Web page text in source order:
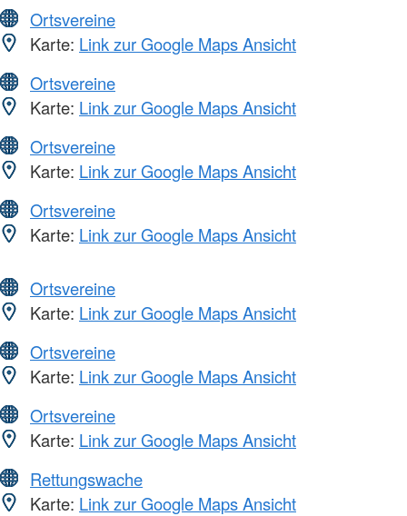
Ortsvereine
Karte: Link zur Google Maps Ansicht
Ortsvereine
Karte: Link zur Google Maps Ansicht
Ortsvereine
Karte: Link zur Google Maps Ansicht
Ortsvereine
Karte: Link zur Google Maps Ansicht
Ortsvereine
Karte: Link zur Google Maps Ansicht
Ortsvereine
Karte: Link zur Google Maps Ansicht
Ortsvereine
Karte: Link zur Google Maps Ansicht
Rettungswache
Karte: Link zur Google Maps Ansicht